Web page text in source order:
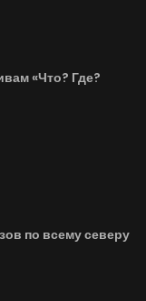
«Что? Где?
по всему северу